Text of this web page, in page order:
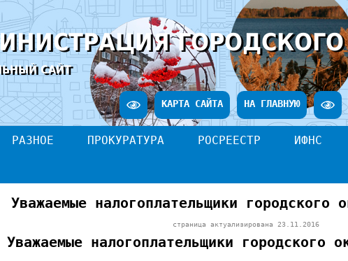
САЙТ
КАРТА САЙТА НА ГЛАВНУЮ
РАЗНОЕ ПРОКУРАТУРА РОСРЕЕСТР ИФНС
Уважаемые налогоплательщики городского
страница актуализирована 23.11.2016
Уважаемые налогоплательщики городского